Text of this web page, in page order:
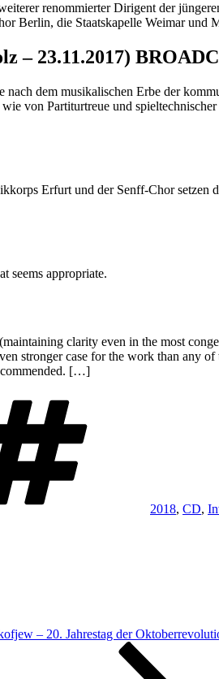
renommierter Dirigent der
Berlin, die Staatskapelle Weimar
– 23.11.2017)
dem musikalischen Erbe der
von Partiturtreue und
Erfurt und der Senff-Chor setzen
seems appropriate.
clarity even in the most
stronger case for the work than any
[…]
2018, CD,
– 20. Jahrestag der